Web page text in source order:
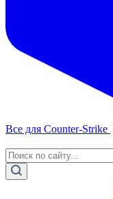
Все для Counter-Strike